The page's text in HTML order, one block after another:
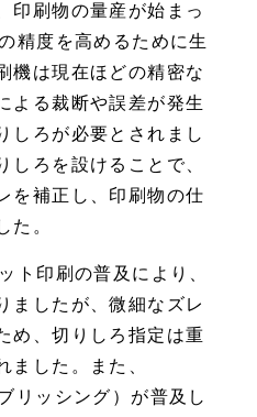
印刷物の量産が始まっ
精度を高めるために生
機は現在ほどの精密な
よる裁断や誤差が発生
しろが必要とされまし
しろを設けることで、
を補正し、印刷物の仕
た。
ト印刷の普及により、
ましたが、微細なズレ
め、切りしろ指定は重
ました。また、
リッシング）が普及し